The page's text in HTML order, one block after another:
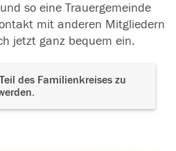
so eine Trauergemeinde
mit anderen Mitgliedern
jetzt ganz bequem ein.
des Familienkreises zu